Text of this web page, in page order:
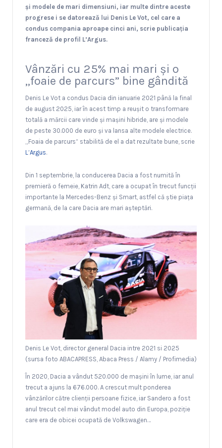
și modele de mari dimensiuni, iar multe dintre aceste
progrese i se datorează lui Denis Le Vot, cel care a
condus compania aproape cinci ani, scrie publicația
franceză de profil L’Argus.
Vânzări cu 25% mai mari și o
„foaie de parcurs” bine gândită
Denis Le Vot a condus Dacia din ianuarie 2021 până la final
de august 2025, iar în acest timp a reușit o transformare
totală a mărcii care vinde și mașini hibride, are și modele
de peste 30.000 de euro și va lansa alte modele electrice.
„Foaia de parcurs” stabilită de el a dat rezultate bune, scrie
L’Argus.
Din 1 septembrie, la conducerea Dacia a fost numită în
premieră o femeie, Katrin Adt, care a ocupat în trecut funcții
importante la Mercedes-Benz și Smart, astfel că știe piața
germană, de la care Dacia are mari așteptări.
Denis Le Vot, director general Dacia intre 2021 si 2025
(sursa foto ABACAPRESS, Abaca Press / Alamy / Profimedia)
În 2020, Dacia a vândut 520.000 de mașini în lume, iar anul
trecut a ajuns la 676.000. A crescut mult ponderea
vânzărilor către clienții persoane fizice, iar Sandero a fost
anul trecut cel mai vândut model auto din Europa, poziție
care era de obicei ocupată de Volkswagen…